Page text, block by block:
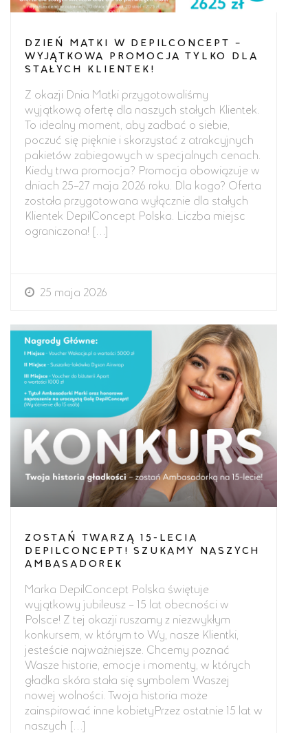
DZIEŃ MATKI W DEPILCONCEPT –
WYJĄTKOWA PROMOCJA TYLKO DLA
STAŁYCH KLIENTEK!
Z okazji Dnia Matki przygotowaliśmy
wyjątkową ofertę dla naszych stałych Klientek.
To idealny moment, aby zadbać o siebie,
poczuć się pięknie i skorzystać z atrakcyjnych
pakietów zabiegowych w specjalnych cenach.
Kiedy trwa promocja? Promocja obowiązuje w
dniach 25–27 maja 2026 roku. Dla kogo? Oferta
została przygotowana wyłącznie dla stałych
Klientek DepilConcept Polska. Liczba miejsc
ograniczona! […]
25 maja 2026
ZOSTAŃ TWARZĄ 15-LECIA
DEPILCONCEPT! SZUKAMY NASZYCH
AMBASADOREK
Marka DepilConcept Polska świętuje
wyjątkowy jubileusz – 15 lat obecności w
Polsce! Z tej okazji ruszamy z niezwykłym
konkursem, w którym to Wy, nasze Klientki,
jesteście najważniejsze. Chcemy poznać
Wasze historie, emocje i momenty, w których
gładka skóra stała się symbolem Waszej
nowej wolności. Twoja historia może
zainspirować inne kobietyPrzez ostatnie 15 lat w
naszych […]